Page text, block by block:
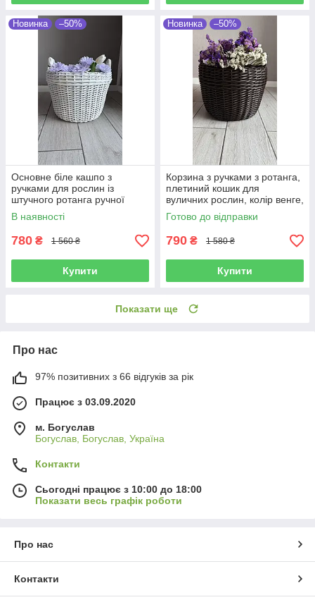
Новинка –50%
Основне біле кашпо з
ручками для рослин із
штучного ротанга ручної
робити 12 л
В наявності
780 ₴ 1 560 ₴
Купити
Новинка –50%
Корзина з ручками з ротанга,
плетиний кошик для
вуличних рослин, колір венге,
12 л
Готово до відправки
790 ₴ 1 580 ₴
Купити
Показати ще
Про нас
97% позитивних з 66 відгуків за рік
Працює з 03.09.2020
м. Богуслав
Богуслав, Богуслав, Україна
Контакти
Сьогодні працює з 10:00 до 18:00
Показати весь графік роботи
Про нас
Контакти